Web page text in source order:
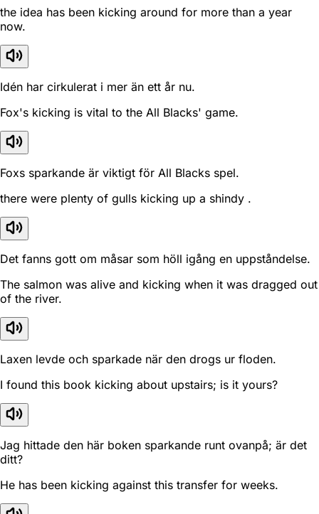
the idea has been kicking around for more than a year
now.
Idén har cirkulerat i mer än ett år nu.
Fox's kicking is vital to the All Blacks' game.
Foxs sparkande är viktigt för All Blacks spel.
there were plenty of gulls kicking up a shindy .
Det fanns gott om måsar som höll igång en uppståndelse.
The salmon was alive and kicking when it was dragged out
of the river.
Laxen levde och sparkade när den drogs ur floden.
I found this book kicking about upstairs; is it yours?
Jag hittade den här boken sparkande runt ovanpå; är det
ditt?
He has been kicking against this transfer for weeks.